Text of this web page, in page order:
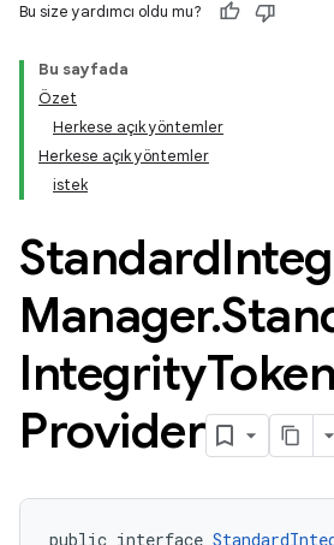
Bu size yardımcı oldu mu?
Bu sayfada
Özet
Herkese açık yöntemler
Herkese açık yöntemler
istek
Standard
Manager.
IntegrityToken
Provider
public interface